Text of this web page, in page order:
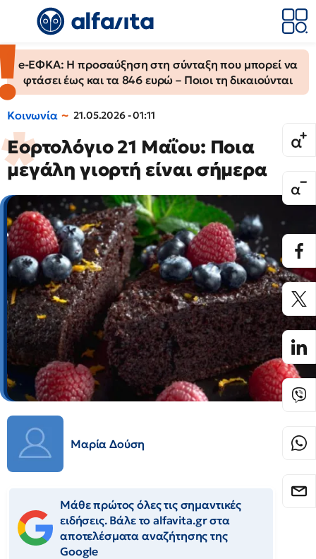
e-ΕΦΚΑ: Η προσαύξηση στη σύνταξη που μπορεί να
φτάσει έως και τα 846 ευρώ – Ποιοι τη δικαιούνται
Κοινωνία 21.05.2026 - 01:11
Εορτολόγιο 21 Μαΐου: Ποια
μεγάλη γιορτή είναι σήμερα
Μαρία Δούση
Μάθε πρώτος όλες τις σημαντικές
ειδήσεις. Βάλε το alfavita.gr στα
αποτελέσματα αναζήτησης της
Google